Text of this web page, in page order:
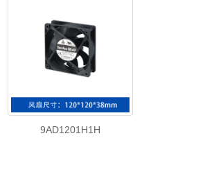
9AD1201H1H